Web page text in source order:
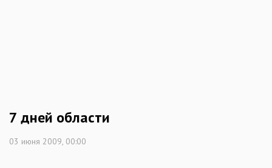
7 дней области
03 июня 2009, 00:00